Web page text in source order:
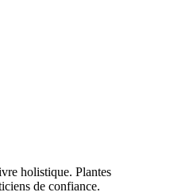
holistique. Plantes
de confiance.